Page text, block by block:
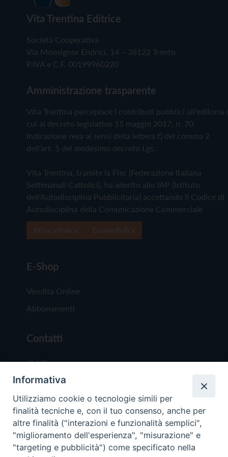
Vita Trentina Editrice
Società Cooperativa
Via Monsignor Endrici, 14 – 38122 Trento
P.IVA e C.F. 00199960220
Amministrazione trasparente
Vita Trentina percepisce i contributi pubblici all'editoria
cui al decreto legislativo 15 maggio 2017, n. 70.
Indicazione resa ai sensi della lettera f) del comma 2
dell'art. 5 del medesimo decreto Lgs.
Vita Trentina, tramite la Fisc (Federazione Italiana
Settimanali Cattolici), ha aderito allo IAP (Istituto
dell'Autodisciplina Pubblicitaria) accettando il Codice di
Autodisciplina della Comunicazione Commerciale
E-Shop
Vendita Online
Abbonamenti
Contatti
Chi Siamo
Redazione
Scrivici
Informativa
Utilizziamo cookie o tecnologie simili per
finalità tecniche e, con il tuo consenso, anche per
altre finalità ("interazioni e funzionalità semplici",
"miglioramento dell'esperienza", "misurazione" e
"targeting e pubblicità") come specificato nella